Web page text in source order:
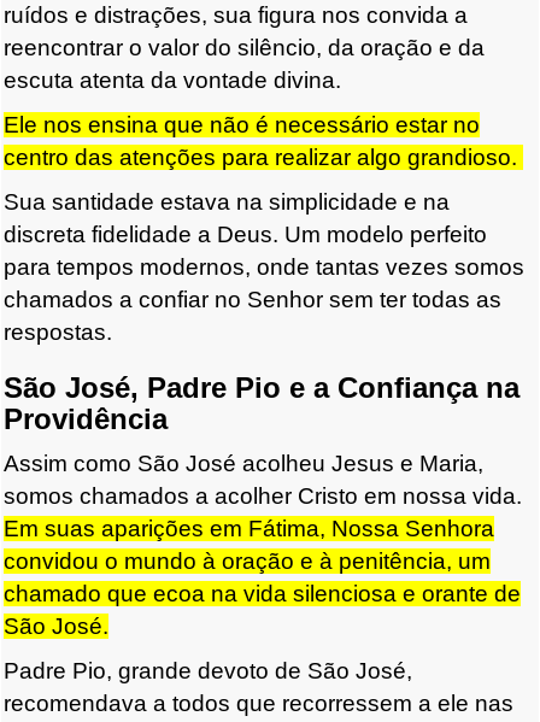
ruídos e distrações, sua figura nos convida a
reencontrar o valor do silêncio, da oração e da
escuta atenta da vontade divina.
Ele nos ensina que não é necessário estar no
centro das atenções para realizar algo grandioso.
Sua santidade estava na simplicidade e na
discreta fidelidade a Deus. Um modelo perfeito
para tempos modernos, onde tantas vezes somos
chamados a confiar no Senhor sem ter todas as
respostas.
São José, Padre Pio e a Confiança na
Providência
Assim como São José acolheu Jesus e Maria,
somos chamados a acolher Cristo em nossa vida.
Em suas aparições em Fátima, Nossa Senhora
convidou o mundo à oração e à penitência, um
chamado que ecoa na vida silenciosa e orante de
São José.
Padre Pio, grande devoto de São José,
recomendava a todos que recorressem a ele nas